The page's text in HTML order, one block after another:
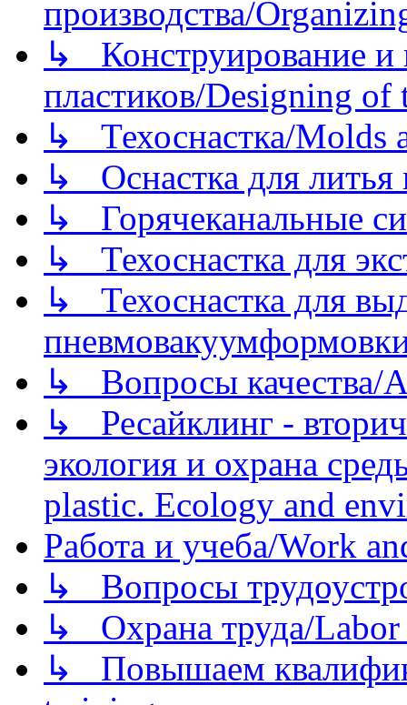
производства/
↳ Конструирование и
пластиков/Designing of
↳ Техоснастка/Molds
↳ Оснастка для литья
↳ Горячеканальные
↳ Техоснастка для
↳ Техоснастка для
↳ Вопросы качества/
↳ Ресайклинг -
экология и охрана
plastic. Ecology and
Работа и учеба/Work
↳ Вопросы
↳ Охрана труда/Labor
↳ Повышаем